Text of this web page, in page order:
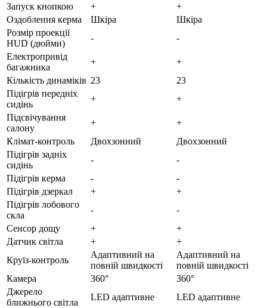
Запуск кнопкою
+
+
Оздоблення керма
Шкіра
Шкіра
Розмір проекції
HUD (дюйми)
-
-
Електропривід
багажника
+
+
Кількість динаміків 23
23
Підігрів передніх
сидінь
+
+
Підсвічування
салону
+
+
Клімат-контроль
Двохзонний
Двохзонний
Підігрів задніх
сидінь
-
-
Підігрів керма
-
-
Підігрів дзеркал
+
+
Підігрів лобового
скла
-
-
Сенсор дощу
+
+
Датчик світла
+
+
Круїз-контроль
Адаптивний на
повній швидкості
Адаптивний на
повній швидкості
Камера
360°
360°
Джерело
ближнього світла
LED адаптивне LED адаптивне